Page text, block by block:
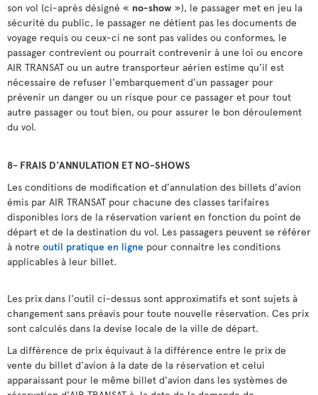
son vol (ci-après désigné « no-show »), le passager met en jeu la
sécurité du public, le passager ne détient pas les documents de
voyage requis ou ceux-ci ne sont pas valides ou conformes, le
passager contrevient ou pourrait contrevenir à une loi ou encore
AIR TRANSAT ou un autre transporteur aérien estime qu'il est
nécessaire de refuser l'embarquement d'un passager pour
prévenir un danger ou un risque pour ce passager et pour tout
autre passager ou tout bien, ou pour assurer le bon déroulement
du vol.
8- FRAIS D'ANNULATION ETNO-SHOWS
Les conditions de modification et d’annulation des billets d’avion
émis par AIR TRANSAT pour chacune des classes tarifaires
disponibles lors de la réservation varient en fonction du point de
départ et de la destination du vol. Les passagers peuvent se référer
à notre outil pratique en ligne pour connaitre les conditions
applicables à leur billet.
Les prix dans l'outil ci-dessus sont approximatifs et sont sujets à
changement sans préavis pour toute nouvelle réservation. Ces prix
sont calculés dans la devise locale de la ville de départ.
La différence de prix équivaut à la différence entre le prix de
vente du billet d'avion à la date de la réservation et celui
apparaissant pour le même billet d'avion dans les systèmes de